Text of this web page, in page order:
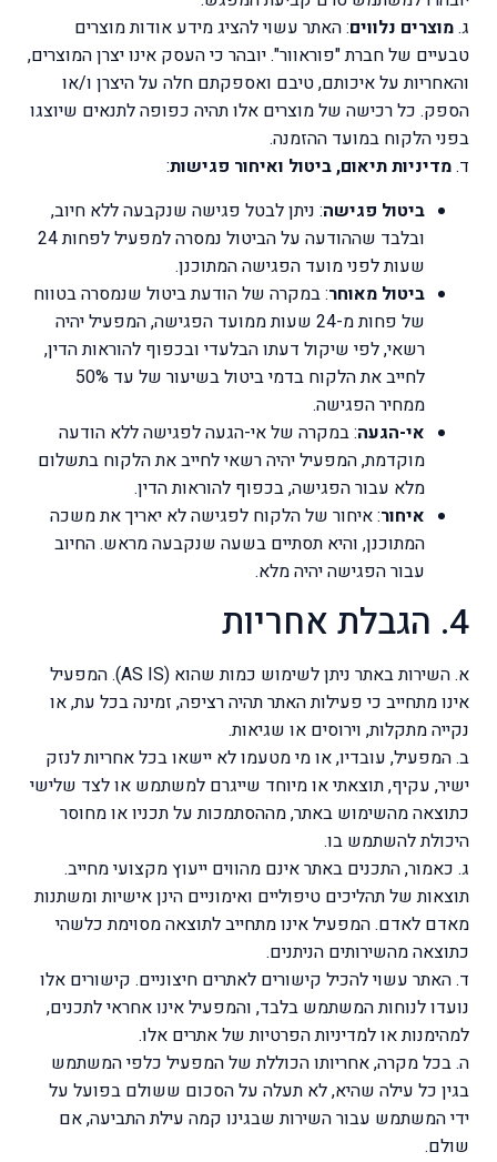
ג.מוצרים נלווים: האתר עשוי להציג מידע אודות מוצרים
טבעיים של חברת "פוראוור". יובהר כי העסק אינו יצרן המוצרים,
והאחריות על איכותם, טיבם ואספקתם חלה על היצרן ו/או
הספק. כל רכישה של מוצרים אלו תהיה כפופה לתנאים שיוצגו
בפני הלקוח במועד ההזמנה.
ד.מדיניות תיאום, ביטול ואיחור פגישות:
ביטול פגישה: ניתן לבטל פגישה שנקבעה ללא חיוב,
ובלבד שההודעה על הביטול נמסרה למפעיל לפחות 24
שעות לפני מועד הפגישה המתוכנן.
ביטול מאוחר: במקרה של הודעת ביטול שנמסרה בטווח
של פחות מ-24 שעות ממועד הפגישה, המפעיל יהיה
רשאי, לפי שיקול דעתו הבלעדי ובכפוף להוראות הדין,
לחייב את הלקוח בדמי ביטול בשיעור של עד 50%
ממחיר הפגישה.
אי-הגעה: במקרה של אי-הגעה לפגישה ללא הודעה
מוקדמת, המפעיל יהיה רשאי לחייב את הלקוח בתשלום
מלא עבור הפגישה, בכפוף להוראות הדין.
איחור: איחור של הלקוח לפגישה לא יאריך את משכה
המתוכנן, והיא תסתיים בשעה שנקבעה מראש. החיוב
עבור הפגישה יהיה מלא.
4. הגבלת אחריות
א. השירות באתר ניתן לשימוש כמות שהוא (AS IS). המפעיל
אינו מתחייב כי פעילות האתר תהיה רציפה, זמינה בכל עת, או
נקייה מתקלות, וירוסים או שגיאות.
ב. המפעיל, עובדיו, או מי מטעמו לא יישאו בכל אחריות לנזק
ישיר, עקיף, תוצאתי או מיוחד שייגרם למשתמש או לצד שלישי
כתוצאה מהשימוש באתר, מההסתמכות על תכניו או מחוסר
היכולת להשתמש בו.
ג. כאמור, התכנים באתר אינם מהווים ייעוץ מקצועי מחייב.
תוצאות של תהליכים טיפוליים ואימוניים הינן אישיות ומשתנות
מאדם לאדם. המפעיל אינו מתחייב לתוצאה מסוימת כלשהי
כתוצאה מהשירותים הניתנים.
ד. האתר עשוי להכיל קישורים לאתרים חיצוניים. קישורים אלו
נועדו לנוחות המשתמש בלבד, והמפעיל אינו אחראי לתכנים,
למהימנות או למדיניות הפרטיות של אתרים אלו.
ה. בכל מקרה, אחריותו הכוללת של המפעיל כלפי המשתמש
בגין כל עילה שהיא, לא תעלה על הסכום ששולם בפועל על
ידי המשתמש עבור השירות שבגינו קמה עילת התביעה, אם
שולם.